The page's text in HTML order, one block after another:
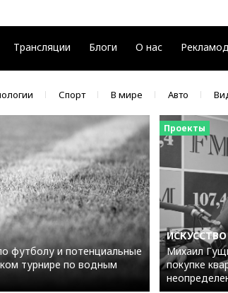
Трансляции Блоги О нас
Спорт В мире Авто
футболу и потенциальные
турнире по водным
Проекты
Михаил
покупке